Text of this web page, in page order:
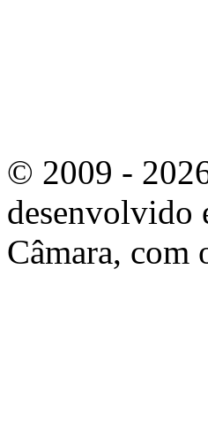
© 2009 -
desenvolvido
Câmara, com